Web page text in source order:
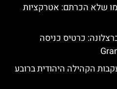
שלא הכרתם: אטרקציות
כרטיס כניסה
הקהילה היהודית ברובע